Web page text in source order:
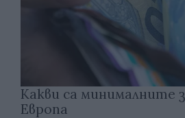
Какви са минималните
Европа